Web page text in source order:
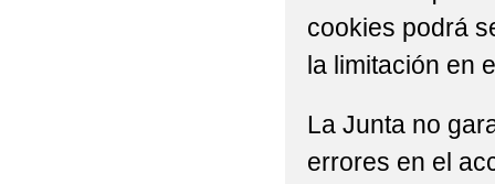
cookies podrá
la limitación en
La Junta no
errores en el